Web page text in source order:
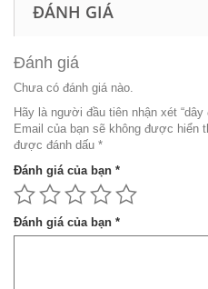
ĐÁNH GIÁ
Đánh giá
Chưa có đánh giá nào.
Hãy là người đầu tiên nhận xét “dây
Email của bạn sẽ không được hiển
được đánh dấu *
Đánh giá của bạn *
Đánh giá của bạn *